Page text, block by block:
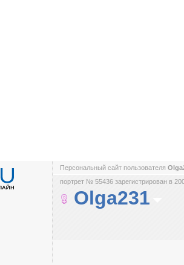
Персональный сайт пользователя
портрет № 55436 зарегистрирован в
Olga231